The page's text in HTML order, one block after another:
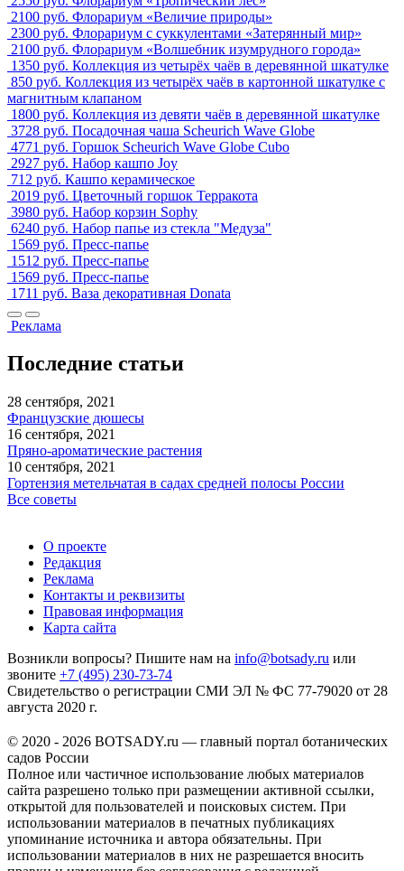
2100 руб. Флорариум «Величие природы»
2300 руб. Флорариум с суккулентами «Затерянный мир»
2100 руб. Флорариум «Волшебник изумрудного города»
1350 руб. Коллекция из четырёх чаёв в деревянной шкатулке
850 руб. Коллекция из четырёх чаёв в картонной шкатулке с
магнитным клапаном
1800 руб. Коллекция из девяти чаёв в деревянной шкатулке
3728 руб. Посадочная чаша Scheurich Wave Globe
4771 руб. Горшок Scheurich Wave Globe Cubo
2927 руб. Набор кашпо Joy
712 руб. Кашпо керамическое
2019 руб. Цветочный горшок Терракота
3980 руб. Набор корзин Sophy
6240 руб. Набор папье из стекла "Медуза"
1569 руб. Пресс-папье
1512 руб. Пресс-папье
1569 руб. Пресс-папье
1711 руб. Ваза декоративная Donata
Реклама
Последние статьи
28 сентября, 2021
Французские дюшесы
16 сентября, 2021
Пряно-ароматические растения
10 сентября, 2021
Гортензия метельчатая в садах средней полосы России
Все советы
О проекте
Редакция
Реклама
Контакты и реквизиты
Правовая информация
Карта сайта
Возникли вопросы? Пишите нам на info@botsady.ru или
звоните +7 (495) 230-73-74
Свидетельство о регистрации СМИ ЭЛ № ФС 77-79020 от 28
августа 2020 г.
© 2020 - 2026 BOTSADY.ru — главный портал ботанических
садов России
Полное или частичное использование любых материалов
сайта разрешено только при размещении активной ссылки,
открытой для пользователей и поисковых систем. При
использовании материалов в печатных публикациях
упоминание источника и автора обязательны. При
использовании материалов в них не разрешается вносить